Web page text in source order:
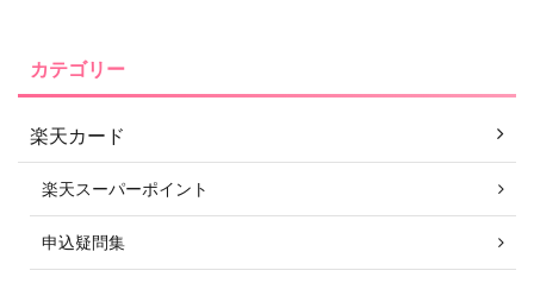
カテゴリー
楽天カード
楽天スーパーポイント
申込疑問集